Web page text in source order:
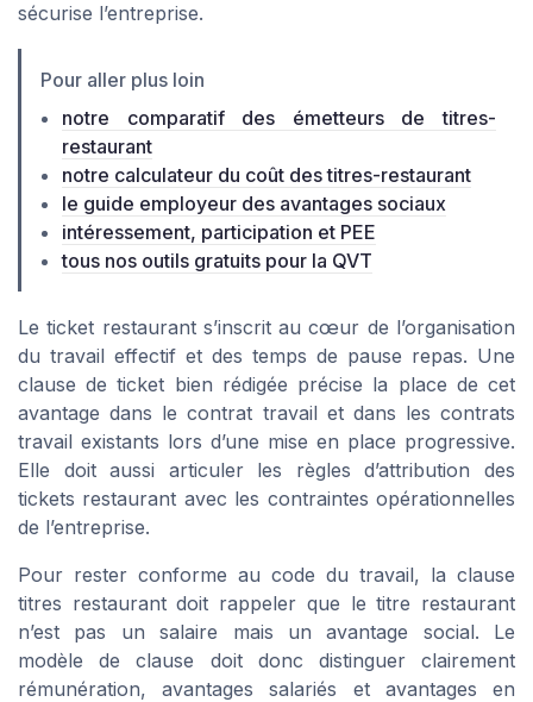
sécurise l’entreprise.
Pour aller plus loin
notre comparatif des émetteurs de titres-
restaurant
notre calculateur du coût des titres-restaurant
le guide employeur des avantages sociaux
intéressement, participation et PEE
tous nos outils gratuits pour la QVT
Le ticket restaurant s’inscrit au cœur de l’organisation
du travail effectif et des temps de pause repas. Une
clause de ticket bien rédigée précise la place de cet
avantage dans le contrat travail et dans les contrats
travail existants lors d’une mise en place progressive.
Elle doit aussi articuler les règles d’attribution des
tickets restaurant avec les contraintes opérationnelles
de l’entreprise.
Pour rester conforme au code du travail, la clause
titres restaurant doit rappeler que le titre restaurant
n’est pas un salaire mais un avantage social. Le
modèle de clause doit donc distinguer clairement
rémunération, avantages salariés et avantages en